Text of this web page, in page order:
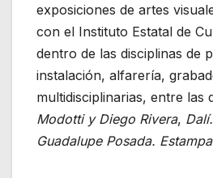
exposiciones de artes
con el Instituto Estatal de
dentro de las disciplinas de
instalación, alfarería,
multidisciplinarias, entre las
Modotti y Diego Rivera,
Guadalupe Posada.